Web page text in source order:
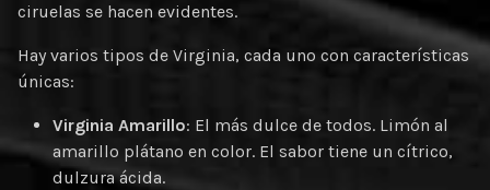
ciruelas se hacen evidentes.
Hay varios tipos de Virginia, cada uno con características
únicas:
Virginia Amarillo: El más dulce de todos. Limón al
amarillo plátano en color. El sabor tiene un cítrico,
dulzura ácida.